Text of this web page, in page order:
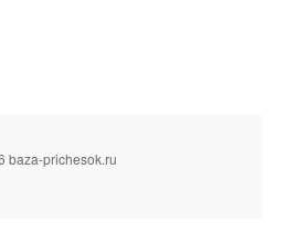
baza-prichesok.ru